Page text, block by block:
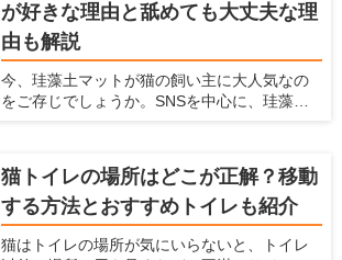
の生活の情報を紹介している「愛犬家住宅」
が、犬と楽しむための玩具の種類やメリッ
ト、おすすめ商品を紹介しようと思います。
犬用の玩具にどんなものがあるか知りたい方
や、愛犬にどんな玩具を買ってあげるか迷っ
ている方は、ぜひ参考にしてください！
が好きな理由と舐めても大丈夫な理
由も解説
今、珪藻土マットが猫の飼い主に大人気なの
をご存じでしょうか。SNSを中心に、珪藻土
上がっています。 珪藻土マットは猫にとって
快適に過ごせる場所で、一日中珪藻土マット
の上で過ごす猫もいるようです。 珪藻土マッ
トとは、吸水性や速乾性に優れた人気アイテ
ム。脱衣所のマットを猫が占拠してしまうと
猫トイレの場所はどこが正解？移動
する方法とおすすめトイレも紹介
猫はトイレの場所が気にいらないと、トイレ